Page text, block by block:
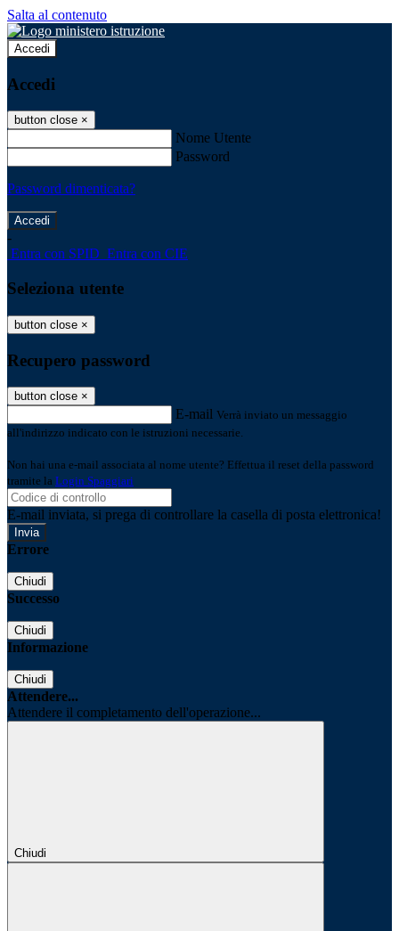
Salta al contenuto
Accedi
Accedi
button close ×
Nome Utente
Password
Password dimenticata?
-
Entra con SPID Entra con CIE
Seleziona utente
button close ×
Recupero password
button close ×
E-mail Verrà inviato un messaggio
all'indirizzo indicato con le istruzioni necessarie.
Non hai una e-mail associata al nome utente? Effettua il reset della password
tramite la Login Spaggiari
E-mail inviata, si prega di controllare la casella di posta elettronica!
Errore
Chiudi
Successo
Chiudi
Informazione
Chiudi
Attendere...
Attendere il completamento dell'operazione...
Chiudi